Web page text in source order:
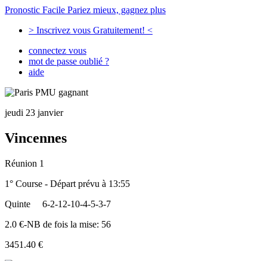
Pronostic Facile Pariez mieux, gagnez plus
> Inscrivez vous Gratuitement! <
connectez vous
mot de passe oublié ?
aide
jeudi 23 janvier
Vincennes
Réunion 1
1° Course - Départ prévu à 13:55
Quinte
6-2-12-10-4-5-3-7
2.0 €-NB de fois la mise: 56
3451.40 €